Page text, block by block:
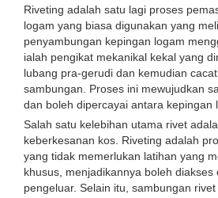
Riveting adalah satu lagi proses
logam yang biasa digunakan yang
penyambungan kepingan logam
ialah pengikat mekanikal kekal yang
lubang pra-gerudi dan kemudian
sambungan. Proses ini mewujudkan
dan boleh dipercayai antara kepingan
Salah satu kelebihan utama rivet
keberkesanan kos. Riveting adalah
yang tidak memerlukan latihan yang
khusus, menjadikannya boleh diakses
pengeluar. Selain itu, sambungan